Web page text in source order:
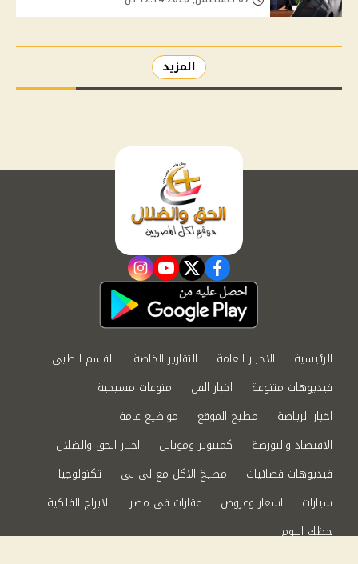
المزيد
facebook
twitter
youtube
instagram
الرئيسية الاخبار العامة التقارير الخاصة
القسم الطبي
فيديوهات متنوعة
اخبار الفن
منوعات مسيحية
اخبار الرياضة
مطبخ الموقع
مواضيع عامة
الاقتصاد والبورصة
كمبيوتر وموبايل
اخبار الحق والضلال
فيديوهات فضائيات
مطبخ الاكل مع لى لى
تكنولوجيا
سيارات
اسعار وعروض عقارات في مصر
الابراج الفلكية
حظك اليوم